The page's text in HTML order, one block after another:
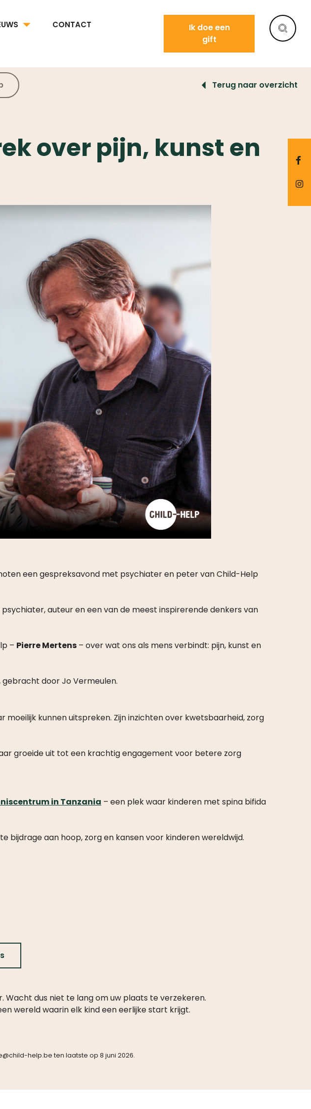
CONTACT
Ik doe een
gift
Terug naar overzicht
over pijn, kunst en
een gespreksavond met psychiater en peter van Child-Help
auteur en een van de meest inspirerende denkers van
– Pierre Mertens– over wat ons als mens verbindt: pijn, kunst en
door Jo Vermeulen.
kunnen uitspreken. Zijn inzichten over kwetsbaarheid, zorg
groeide uit tot een krachtig engagement voor betere zorg
in Tanzania – een plek waar kinderen met spina bifida
bijdrage aan hoop, zorg en kansen voor kinderen wereldwijd.
dus niet te lang om uw plaats te verzekeren.
wereld waarin elk kind een eerlijke start krijgt.
help.be ten laatste op 8 juni 2026.